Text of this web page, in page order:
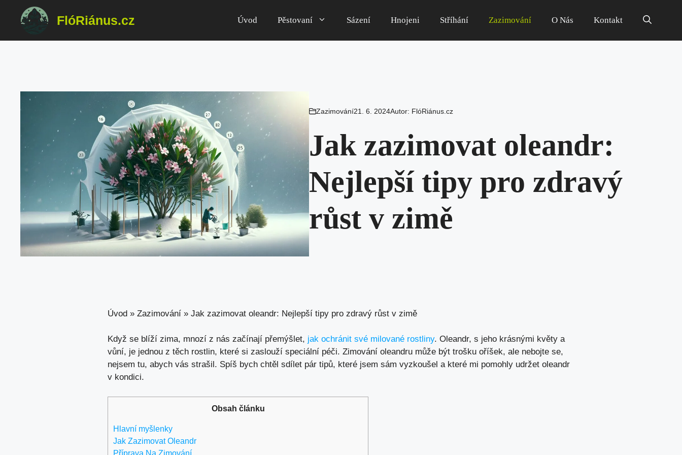
Přeskočit
FlóRiánus.cz Úvod Pěstovaní Sázení Hnojeni Stříhání Zazimování O Nás Kontakt
Zazimování21. 6. 2024Autor: FlóRiánus.cz
Jak zazimovat oleandr:
Nejlepší tipy pro zdravý
růst v zimě
Úvod » Zazimování » Jak zazimovat oleandr: Nejlepší tipy pro zdravý růst v zimě
Když se blíží zima, mnozí z nás začínají přemýšlet, jak ochránit své milované rostliny. Oleandr, s jeho krásnými květy a
vůní, je jednou z těch rostlin, které si zaslouží speciální péči. Zimování oleandru může být trošku oříšek, ale nebojte se,
nejsem tu, abych vás strašil. Spíš bych chtěl sdílet pár tipů, které jsem sám vyzkoušel a které mi pomohly udržet oleandr
v kondici.
Obsah článku
Hlavní myšlenky
Jak Zazimovat Oleandr
Příprava Na Zimování